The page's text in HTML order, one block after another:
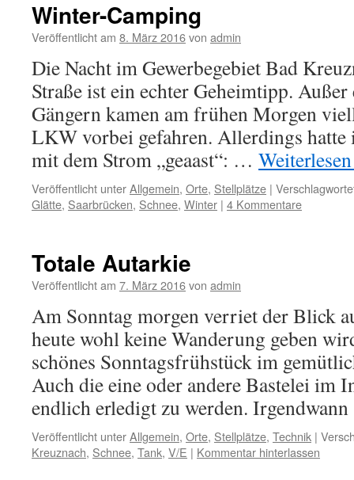
Winter-Camping
Veröffentlicht am 8. März 2016von admin
Die Nacht im Gewerbegebiet Bad
Straße ist ein echter Geheimtipp. Außer
Gängern kamen am frühen Morgen
LKW vorbei gefahren. Allerdings hatte
mit dem Strom „geaast“: …
Veröffentlicht unterAllgemein, Orte, Stellplätze |
Glätte, Saarbrücken, Schnee, Winter | 4 Kommentare
Totale Autarkie
Veröffentlicht am 7. März 2016von admin
Am Sonntag morgen verriet der Blick
heute wohl keine Wanderung geben
schönes Sonntagsfrühstück im
Auch die eine oder andere Bastelei im
endlich erledigt zu werden.
Veröffentlicht unterAllgemein, Orte, Stellplätze, Technik |
Kreuznach, Schnee, Tank, V/E | Kommentar hinterlassen